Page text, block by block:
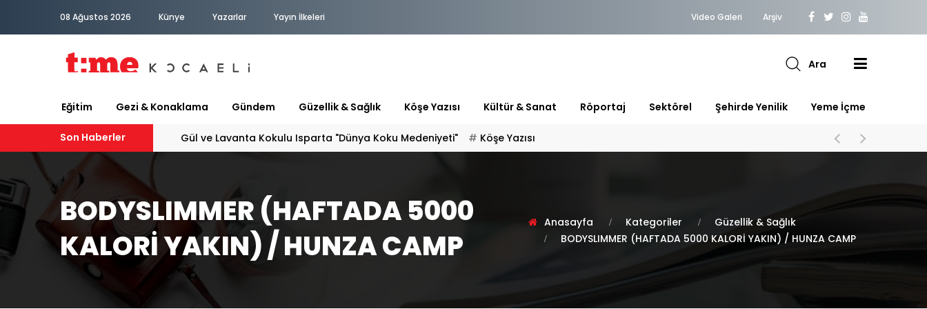
08 Ağustos 2026 Künye Yazarlar Yayın İlkeleri Video Galeri Arşiv
Ara
Eğitim Gezi & Konaklama Gündem Güzellik & Sağlık Köşe Yazısı Kültür & Sanat Röportaj Sektörel Şehirde Yenilik Yeme İçme
Son Haberler Gül ve Lavanta Kokulu Isparta "Dünya Koku Medeniyeti" Köşe Yazısı
BODYSLIMMER (HAFTADA 5000
KALORİ YAKIN) / HUNZA CAMP
Anasayfa Kategoriler
Güzellik & Sağlık
BODYSLIMMER (HAFTADA 5000 KALORİ YAKIN) / HUNZA CAMP